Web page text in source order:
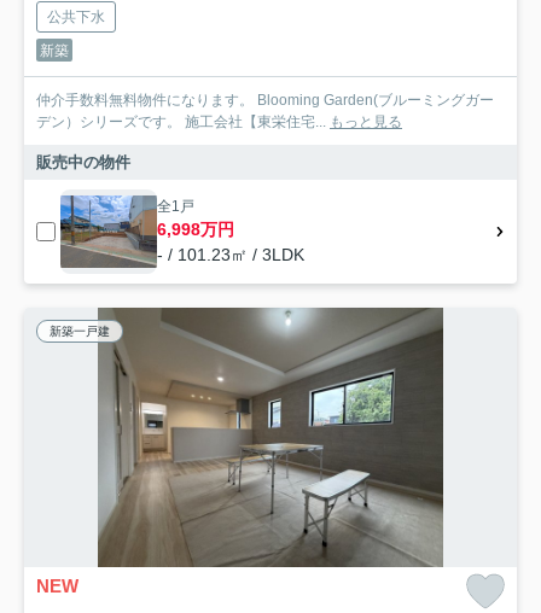
公共下水
新築
仲介手数料無料物件になります。 Blooming Garden(ブルーミングガー
デン）シリーズです。 施工会社【東栄住宅... もっと見る
販売中の物件
全1戸
6,998万円
- / 101.23㎡ / 3LDK
新築一戸建
NEW